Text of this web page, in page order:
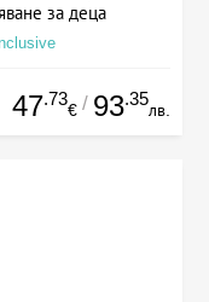
за деца
47.73
€ / 93.35
лв.